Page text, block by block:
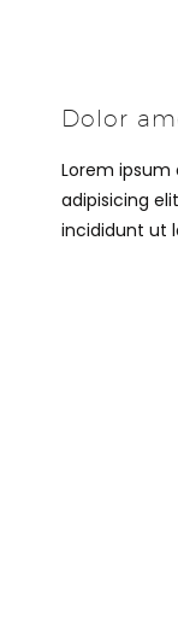
Dolor
Lorem
adipisicing
incididunt ut